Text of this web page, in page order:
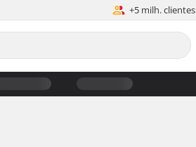
+5 milh. clientes